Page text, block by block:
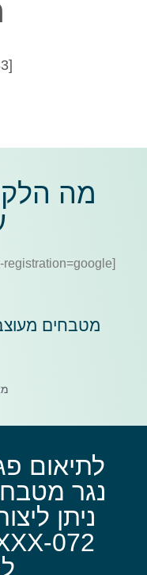
[PFG id=383]
מה
[trustindex no-registration=google]
מטבחים
לתיאום
נגר
ניתן